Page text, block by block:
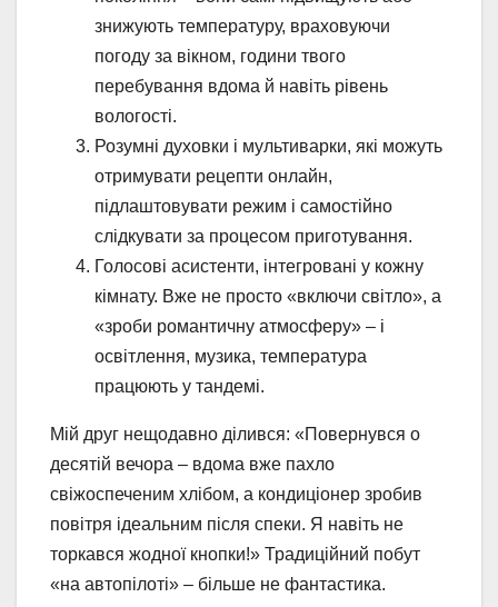
знижують температуру, враховуючи
погоду за вікном, години твого
перебування вдома й навіть рівень
вологості.
Розумні духовки і мультиварки, які можуть
отримувати рецепти онлайн,
підлаштовувати режим і самостійно
слідкувати за процесом приготування.
Голосові асистенти, інтегровані у кожну
кімнату. Вже не просто «включи світло», а
«зроби романтичну атмосферу» – і
освітлення, музика, температура
працюють у тандемі.
Мій друг нещодавно ділився: «Повернувся о
десятій вечора – вдома вже пахло
свіжоспеченим хлібом, а кондиціонер зробив
повітря ідеальним після спеки. Я навіть не
торкався жодної кнопки!» Традиційний побут
«на автопілоті» – більше не фантастика.